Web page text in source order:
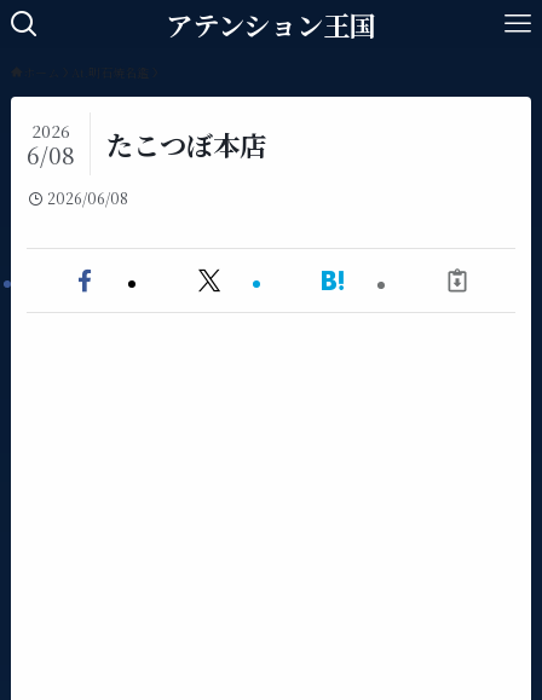
アテンション王国
たこつぼ本店
2026
6/08
2026/06/08